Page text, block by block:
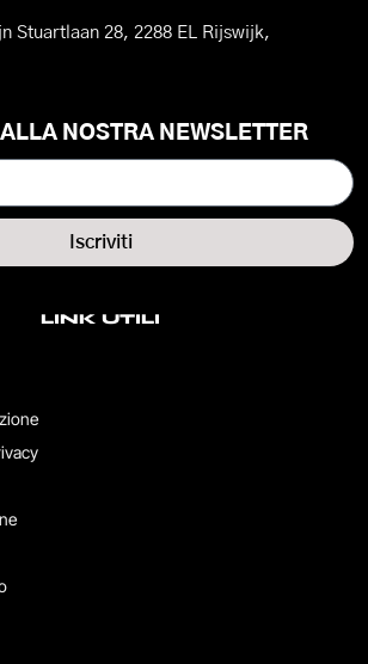
Stuartlaan 28, 2288 EL Rijswijk,
LINK UTILI
NOSTRA NEWSLETTER
Iscriviti